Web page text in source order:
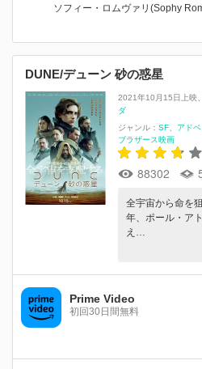
ソフィー・ロムヴァリ(Sophy
DUNE/デューン 砂の惑星
2021年10月15日上映
ダ
ジャンル： SF アド
ブラザース映画
88302
全宇宙から命を
年、ポール・ア
え…
Prime Video
初回30日間無料